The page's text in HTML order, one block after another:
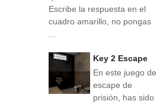
Escribe la respuesta en el
cuadro amarillo, no pongas
...
Key 2 Escape
En este juego de
escape de
prisión, has sido